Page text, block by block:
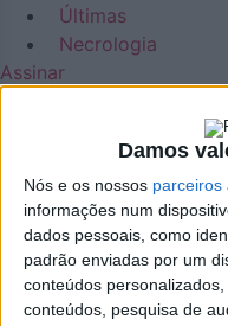
Damos
Nós e os nossos parceiros
informações num
dados pessoais, como
padrão enviadas por um
conteúdos
conteúdos, pesquisa de
Últimas
Necrologia
Assinar
LAB
19 de Setembro de